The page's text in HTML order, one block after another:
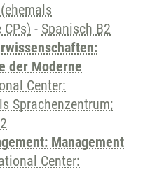
- Spanisch B2
der Moderne
Center:
Sprachenzentrum;
Management
Center: